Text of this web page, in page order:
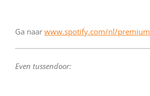
Ga naar www.spotify.com/nl/premium
Even tussendoor: